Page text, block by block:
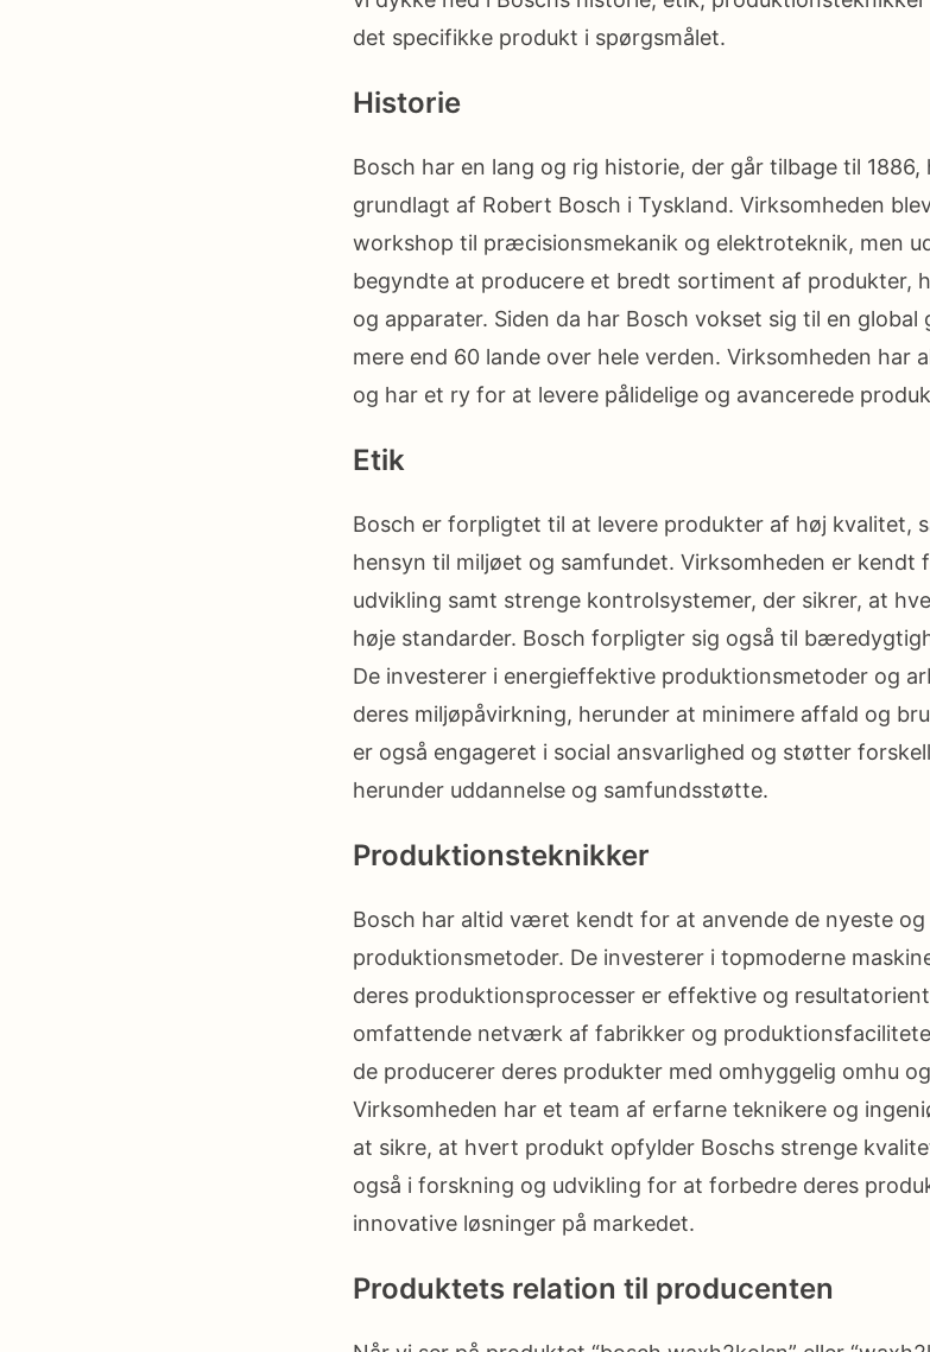
det specifikke produkt i spørgsmålet.
Historie
Bosch har en lang og rig historie, der går tilbage til
grundlagt af Robert Bosch i Tyskland. Virksomheden
workshop til præcisionsmekanik og elektroteknik, men
begyndte at producere et bredt sortiment af produkter,
og apparater. Siden da har Bosch vokset sig til en
mere end 60 lande over hele verden. Virksomheden
og har et ry for at levere pålidelige og avancerede
Etik
Bosch er forpligtet til at levere produkter af høj kvalitet,
hensyn til miljøet og samfundet. Virksomheden er kendt
udvikling samt strenge kontrolsystemer, der sikrer, at
høje standarder. Bosch forpligter sig også til
De investerer i energieffektive produktionsmetoder og
deres miljøpåvirkning, herunder at minimere affald og
er også engageret i social ansvarlighed og støtter
herunder uddannelse og samfundsstøtte.
Produktionsteknikker
Bosch har altid været kendt for at anvende de nyeste og
produktionsmetoder. De investerer i topmoderne
deres produktionsprocesser er effektive og
omfattende netværk af fabrikker og
de producerer deres produkter med omhyggelig omhu
Virksomheden har et team af erfarne teknikere og
at sikre, at hvert produkt opfylder Boschs strenge
også i forskning og udvikling for at forbedre deres
innovative løsninger på markedet.
Produktets relation til producenten